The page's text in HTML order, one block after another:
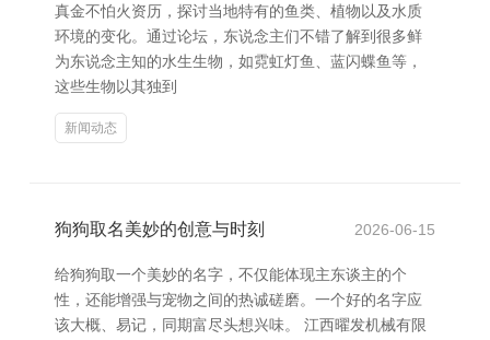
真金不怕火资历，探讨当地特有的鱼类、植物以及水质
环境的变化。通过论坛，东说念主们不错了解到很多鲜
为东说念主知的水生生物，如霓虹灯鱼、蓝闪蝶鱼等，
这些生物以其独到
新闻动态
狗狗取名美妙的创意与时刻 2026-06-15
给狗狗取一个美妙的名字，不仅能体现主东谈主的个
性，还能增强与宠物之间的热诚磋磨。一个好的名字应
该大概、易记，同期富尽头想兴味。 江西曜发机械有限